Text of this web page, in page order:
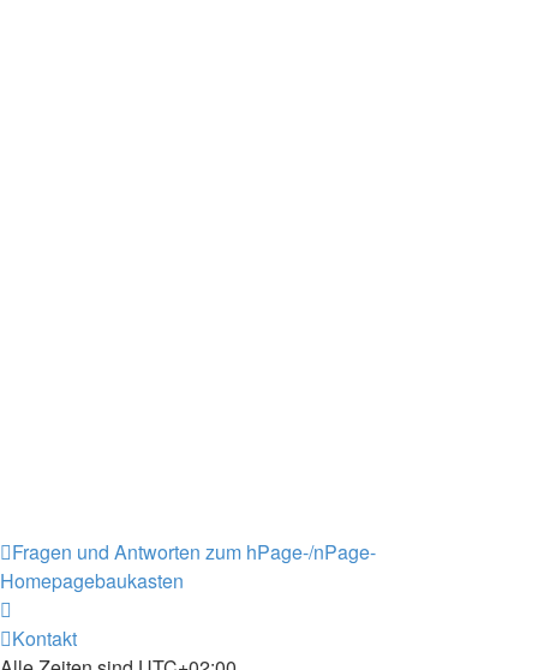
Fragen und Antworten zum hPage-/nPage-
Homepagebaukasten
Kontakt